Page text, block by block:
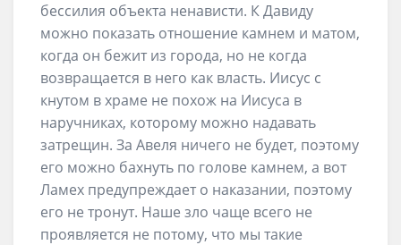
бессилия объекта ненависти. К Давиду
можно показать отношение камнем и матом,
когда он бежит из города, но не когда
возвращается в него как власть. Иисус с
кнутом в храме не похож на Иисуса в
наручниках, которому можно надавать
затрещин. За Авеля ничего не будет, поэтому
его можно бахнуть по голове камнем, а вот
Ламех предупреждает о наказании, поэтому
его не тронут. Наше зло чаще всего не
проявляется не потому, что мы такие